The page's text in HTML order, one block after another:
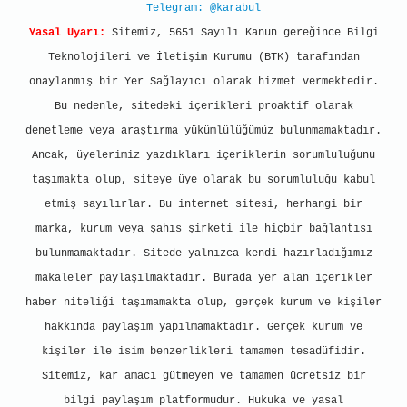
Telegram: @karabul
Yasal Uyarı:
Sitemiz, 5651 Sayılı Kanun gereğince Bilgi
Teknolojileri ve İletişim Kurumu (BTK) tarafından
onaylanmış bir Yer Sağlayıcı olarak hizmet vermektedir.
Bu nedenle, sitedeki içerikleri proaktif olarak
denetleme veya araştırma yükümlülüğümüz bulunmamaktadır.
Ancak, üyelerimiz yazdıkları içeriklerin sorumluluğunu
taşımakta olup, siteye üye olarak bu sorumluluğu kabul
etmiş sayılırlar. Bu internet sitesi, herhangi bir
marka, kurum veya şahıs şirketi ile hiçbir bağlantısı
bulunmamaktadır. Sitede yalnızca kendi hazırladığımız
makaleler paylaşılmaktadır. Burada yer alan içerikler
haber niteliği taşımamakta olup, gerçek kurum ve kişiler
hakkında paylaşım yapılmamaktadır. Gerçek kurum ve
kişiler ile isim benzerlikleri tamamen tesadüfidir.
Sitemiz, kar amacı gütmeyen ve tamamen ücretsiz bir
bilgi paylaşım platformudur. Hukuka ve yasal